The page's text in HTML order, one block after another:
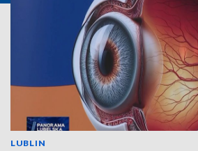
LUBLIN